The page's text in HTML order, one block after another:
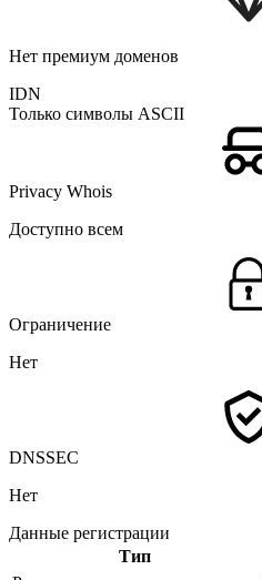
Нет премиум доменов
IDN
Только символы ASCII
Privacy Whois
Доступно всем
Ограничение
Нет
DNSSEC
Нет
Данные регистрации
Тип